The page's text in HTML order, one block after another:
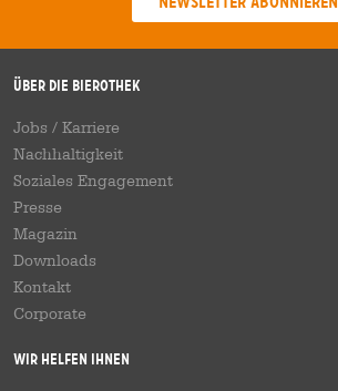
Über die Bierothek
Jobs / Karriere
Nachhaltigkeit
Soziales Engagement
Presse
Magazin
Downloads
Kontakt
Corporate
Wir helfen Ihnen